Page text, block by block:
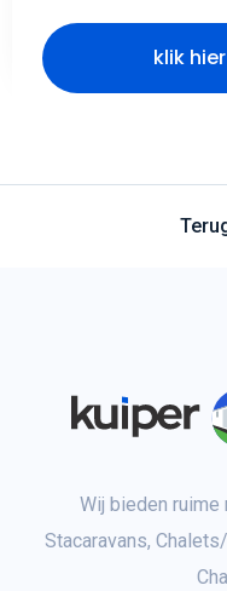
klik
Wij bieden ruime
Stacaravans,